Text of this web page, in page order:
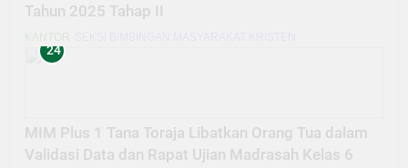
Tahun 2025 Tahap II
KANTOR
24
MIM Plus 1 Tana Toraja Libatkan Orang Tua dalam
Validasi Data dan Rapat Ujian Madrasah Kelas 6